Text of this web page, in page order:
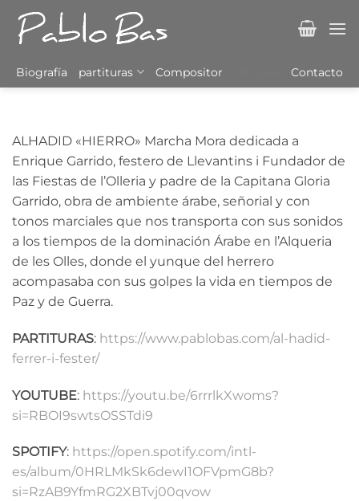
Saltar
contenido
Biografía partituras Compositor Contacto
ALHADID «HIERRO» Marcha Mora dedicada a
Enrique Garrido, festero de Llevantins i Fundador de
las Fiestas de l’Olleria y padre de la Capitana Gloria
Garrido, obra de ambiente árabe, señorial y con
tonos marciales que nos transporta con sus sonidos
a los tiempos de la dominación Árabe en l’Alqueria
de les Olles, donde el yunque del herrero
acompasaba con sus golpes la vida en tiempos de
Paz y de Guerra.
PARTITURAS: https://www.pablobas.com/al-hadid-
ferrer-i-fester/
YOUTUBE: https://youtu.be/6rrrlkXwoms?
si=RBOI9swtsOSSTdi9
SPOTIFY: https://open.spotify.com/intl-
es/album/0HRLMkSk6dewI1OFVpmG8b?
si=RzAB9YfmRG2XBTvj00qvow